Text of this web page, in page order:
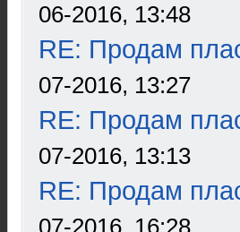
06-2016, 13:48
RE: Продам
07-2016, 13:27
RE: Продам
07-2016, 13:13
RE: Продам
07-2016, 16:28